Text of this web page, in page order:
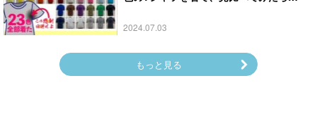
2024.07.03
もっと見る